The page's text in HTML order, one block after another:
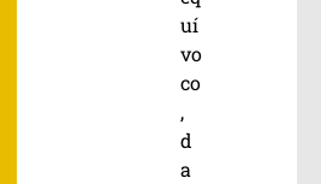
uí
vo
co
,
d
a